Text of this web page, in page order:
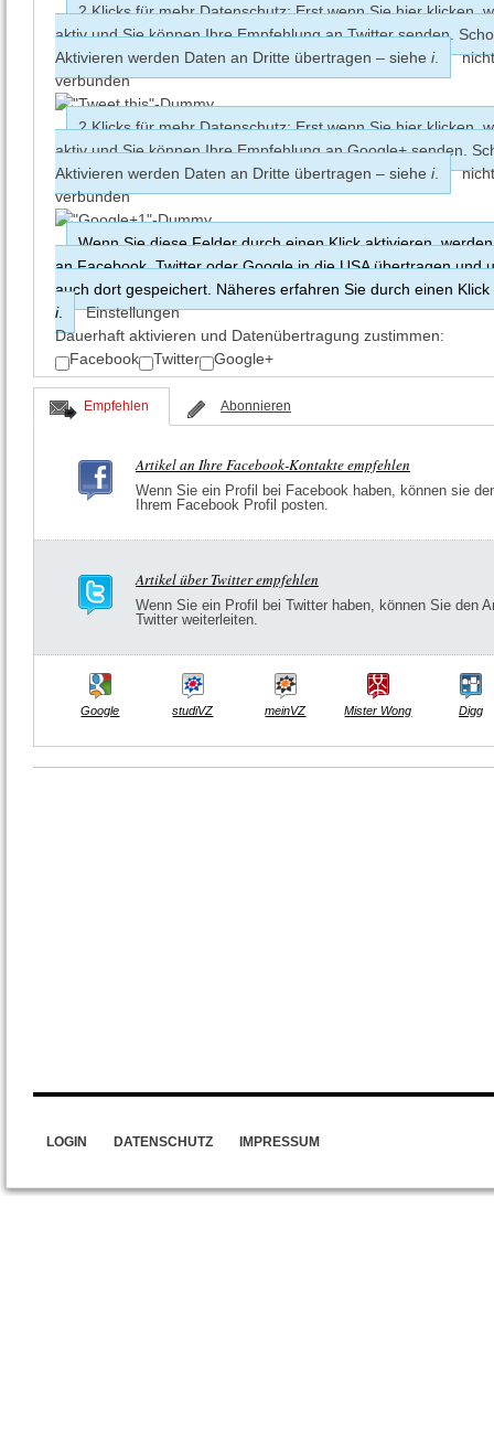
2 Klicks für mehr Datenschutz: Erst wenn Sie hier klicken,
aktiv und Sie können Ihre Empfehlung an Twitter senden.
Aktivieren werden Daten an Dritte übertragen – siehe i.
verbunden
2 Klicks für mehr Datenschutz: Erst wenn Sie hier klicken,
aktiv und Sie können Ihre Empfehlung an Google+ senden.
Aktivieren werden Daten an Dritte übertragen – siehe i.
verbunden
Wenn Sie diese Felder durch einen Klick aktivieren,
an Facebook, Twitter oder Google in die USA übertragen und
auch dort gespeichert. Näheres erfahren Sie durch einen Klick
i.
Einstellungen
Dauerhaft aktivieren und Datenüber­tragung zustimmen:
Facebook
Twitter Google+
Empfehlen Abonnieren
Artikel an Ihre Facebook-Kontakte empfehlen
Wenn Sie ein Profil bei Facebook haben, können sie
Ihrem Facebook Profil posten.
Artikel über Twitter empfehlen
Wenn Sie ein Profil bei Twitter haben, können Sie den
Twitter weiterleiten.
Google studiVZ meinVZ Mister Wong Digg
LOGIN DATENSCHUTZ IMPRESSUM